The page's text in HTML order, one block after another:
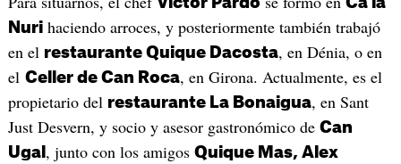
Nurihaciendo arroces, y posteriormente también trabajó
en el restaurante Quique Dacosta, en Dénia, o en
el Celler de Can Roca, en Girona. Actualmente, es el
propietario del restaurante La Bonaigua, en Sant
Just Desvern, y socio y asesor gastronómico de Can
Ugal , junto con los amigos Quique Mas, Alex